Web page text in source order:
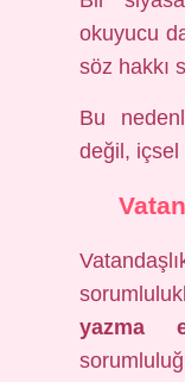
okuyucu
söz hakkı
Bu
değil,
yazma